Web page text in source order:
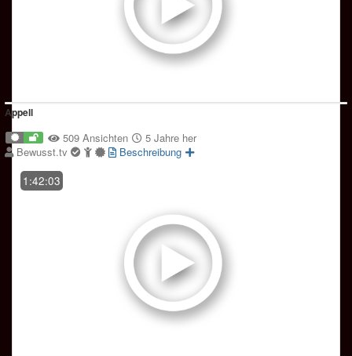
Appell
509 Ansichten
5 Jahre her
Bewusst.tv
Beschreibung
1:42:03